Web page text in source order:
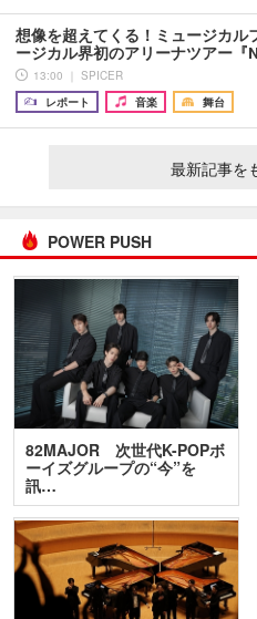
想像を超えてくる！ミュージカル
ージカル界初のアリーナツアー
13:00 ｜ SPICER
レポート
音楽 舞台
最新記事を
POWER PUSH
82MAJOR 次世代K-POPボ
ーイズグループの“今”を
訊…